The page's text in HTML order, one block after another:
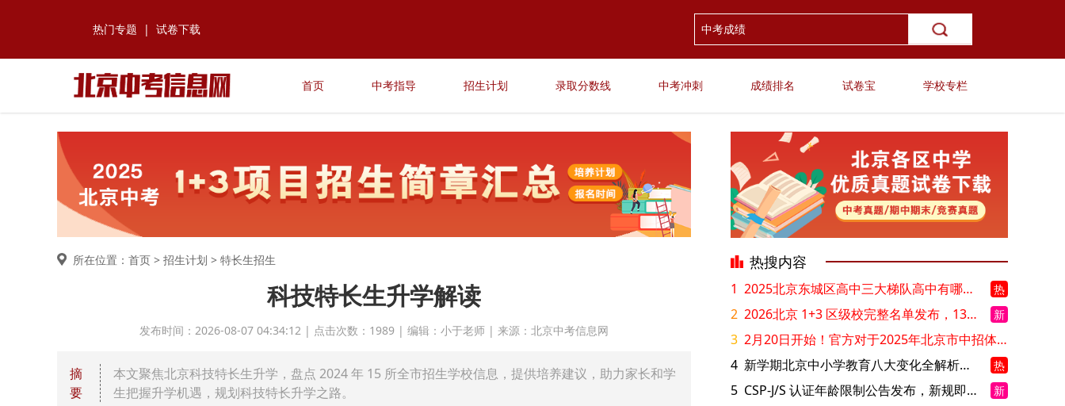
热门专题 | 试卷下载
首页 中考指导 招生计划 录取分数线 中考冲刺 成绩排名 试卷宝 学校专栏
所在位置：首页 > 招生计划 > 特长生招生
科技特长生升学解读
发布时间：2026-08-07 04:34:12 | 点击次数：1989 | 编辑：小于老师 | 来源：北京中考信息网
摘
要
本文聚焦北京科技特长生升学，盘点 2024 年 15 所全市招生学校信息，提供培养建议，助力家长和学
生把握升学机遇，规划科技特长升学之路。
热搜内容
1 2025北京东城区高中三大梯队高中有哪些？录取分数线是多少？ 热
2 2026北京 1+3 区级校完整名单发布，13549 个名额该如何规划报考？ 新
3
2月20日开始！官方对于2025年北京市中招体检问题解答！
4
新学期北京中小学教育八大变化全解析：学位、政策、教学等方面迎新变革 热
5 CSP-J/S 认证年龄限制公告发布，新规即日起实施！ 新